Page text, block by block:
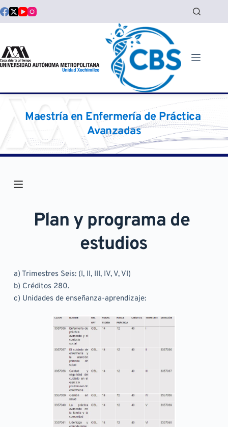
al
contenido
Maestría en Enfermería de Práctica
Avanzadas
Plan y programa de
estudios
a) Trimestres Seis: (I, II, III, IV, V, VI)
b) Créditos 280.
c) Unidades de enseñanza-aprendizaje: